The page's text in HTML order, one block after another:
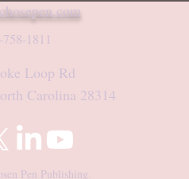
1811
Loop Rd
Carolina 28314
Pen Publishing.